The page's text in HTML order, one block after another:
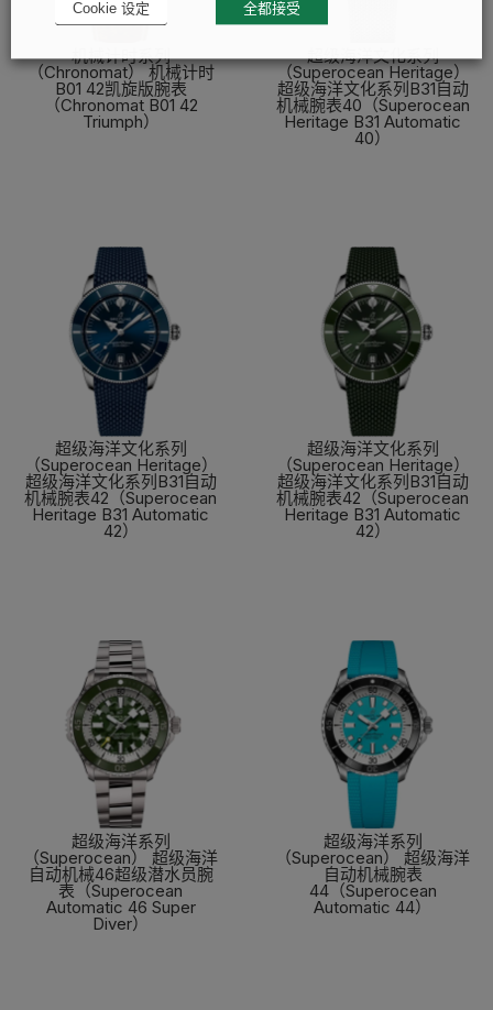
机械计时系列
（Chronomat） 机械计时
B01 42凯旋版腕表
（Chronomat B01 42
Triumph）
超级海洋文化系列
（Superocean Heritage）
超级海洋文化系列B31自动
机械腕表40（Superocean
Heritage B31 Automatic
40）
超级海洋文化系列
（Superocean Heritage）
超级海洋文化系列B31自动
机械腕表42（Superocean
Heritage B31 Automatic
42）
超级海洋文化系列
（Superocean Heritage）
超级海洋文化系列B31自动
机械腕表42（Superocean
Heritage B31 Automatic
42）
超级海洋系列
（Superocean） 超级海洋
自动机械46超级潜水员腕
表（Superocean
Automatic 46 Super
Diver）
超级海洋系列
（Superocean） 超级海洋
自动机械腕表
44（Superocean
Automatic 44）
Cookie 设定 全都接受